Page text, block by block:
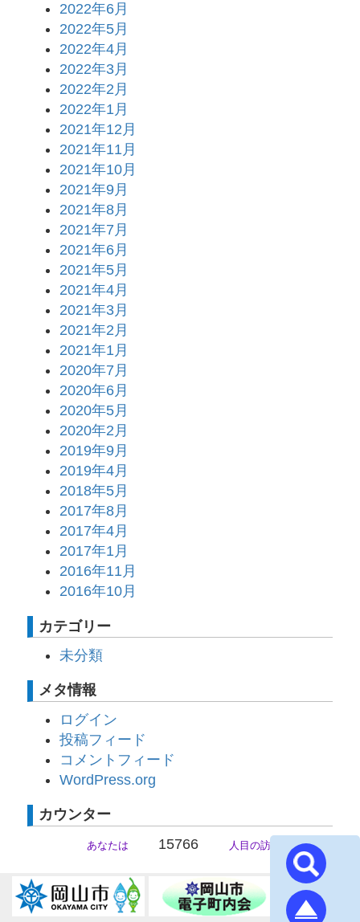
2022年6月
2022年5月
2022年4月
2022年3月
2022年2月
2022年1月
2021年12月
2021年11月
2021年10月
2021年9月
2021年8月
2021年7月
2021年6月
2021年5月
2021年4月
2021年3月
2021年2月
2021年1月
2020年7月
2020年6月
2020年5月
2020年2月
2019年9月
2019年4月
2018年5月
2017年8月
2017年4月
2017年1月
2016年11月
2016年10月
カテゴリー
未分類
メタ情報
ログイン
投稿フィード
コメントフィード
WordPress.org
カウンター
あなたは 15766 人目の訪問者です